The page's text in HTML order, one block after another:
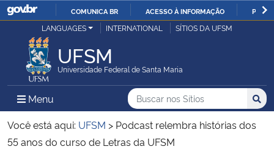
IR
COMUNICA BR ACESSO À INFORMAÇÃO
Ministério da Justiça e Segurança Pública
Ministério da Defesa
Ministério das Relações Exteriores
LANGUAGES INTERNATIONAL SÍTIOS DA UFSM
UFSM
Universidade Federal de Santa Maria
Menu Menu Principal do Sítio
Busca
Buscar no nos Sítios
Busca:
Você está aqui: UFSM > Podcast relembra histórias dos
55 anos do curso de Letras da UFSM